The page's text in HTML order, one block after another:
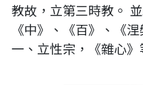
教故，立第三時教。
《中》、《百》、《
一、立性宗，《雜心》